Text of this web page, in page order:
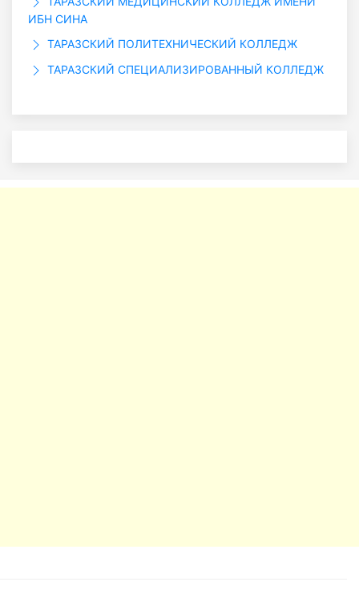
ИБН СИНА
ТАРАЗСКИЙ ПОЛИТЕХНИЧЕСКИЙ КОЛЛЕДЖ
ТАРАЗСКИЙ СПЕЦИАЛИЗИРОВАННЫЙ КОЛЛЕДЖ